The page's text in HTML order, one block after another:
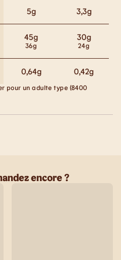
5g 3,3g
45g 30g
36g 24g
0,64g 0,42g
pour un adulte type (8400
encore ?